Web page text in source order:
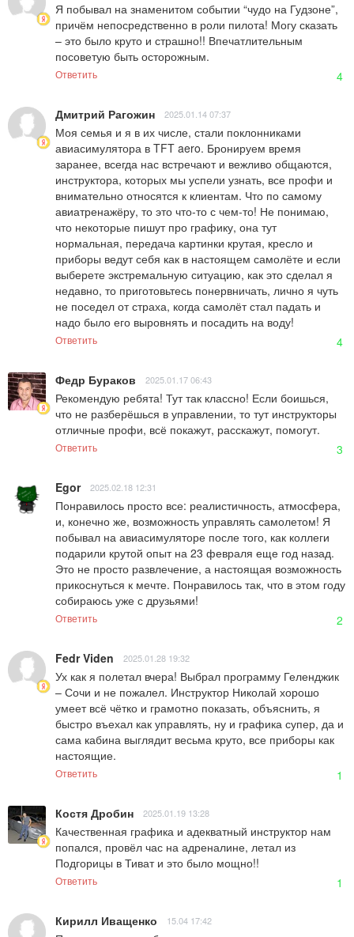
Я побывал на знаменитом событии “чудо на Гудзоне”,
причём непосредственно в роли пилота! Могу сказать
– это было круто и страшно!! Впечатлительным
посоветую быть осторожным.
Ответить 4
Дмитрий Рагожин 2025.01.14 07:37
Моя семья и я в их числе, стали поклонниками
авиасимулятора в TFT aero. Бронируем время
заранее, всегда нас встречают и вежливо общаются,
инструктора, которых мы успели узнать, все профи и
внимательно относятся к клиентам. Что по самому
авиатренажёру, то это что-то с чем-то! Не понимаю,
что некоторые пишут про графику, она тут
нормальная, передача картинки крутая, кресло и
приборы ведут себя как в настоящем самолёте и если
выберете экстремальную ситуацию, как это сделал я
недавно, то приготовьтесь понервничать, лично я чуть
не поседел от страха, когда самолёт стал падать и
надо было его выровнять и посадить на воду!
Ответить 4
Федр Бураков 2025.01.17 06:43
Рекомендую ребята! Тут так классно! Если боишься,
что не разберёшься в управлении, то тут инструкторы
отличные профи, всё покажут, расскажут, помогут.
Ответить 3
Egor 2025.02.18 12:31
Понравилось просто все: реалистичность, атмосфера,
и, конечно же, возможность управлять самолетом! Я
побывал на авиасимуляторе после того, как коллеги
подарили крутой опыт на 23 февраля еще год назад.
Это не просто развлечение, а настоящая возможность
прикоснуться к мечте. Понравилось так, что в этом году
собираюсь уже с друзьями!
Ответить 2
Fedr Viden 2025.01.28 19:32
Ух как я полетал вчера! Выбрал программу Геленджик
– Сочи и не пожалел. Инструктор Николай хорошо
умеет всё чётко и грамотно показать, объяснить, я
быстро въехал как управлять, ну и графика супер, да и
сама кабина выглядит весьма круто, все приборы как
настоящие.
Ответить 1
Костя Дробин 2025.01.19 13:28
Качественная графика и адекватный инструктор нам
попался, провёл час на адреналине, летал из
Подгорицы в Тиват и это было мощно!!
Ответить 1
Кирилл Иващенко 15.04 17:42